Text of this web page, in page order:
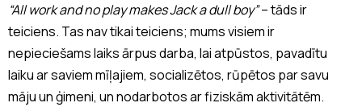
“All work and no play makes Jack a dull boy”– tāds ir
teiciens. Tas nav tikai teiciens; mums visiem ir
nepieciešams laiks ārpus darba, lai atpūstos, pavadītu
laiku ar saviem mīļajiem, socializētos, rūpētos par savu
māju un ģimeni, un nodarbotos ar fiziskām aktivitātēm.